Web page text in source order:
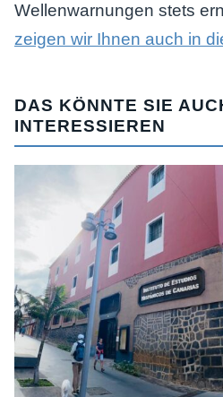
Wellenwarnungen stets
zeigen wir Ihnen auch in
DAS KÖNNTE SIE
INTERESSIEREN